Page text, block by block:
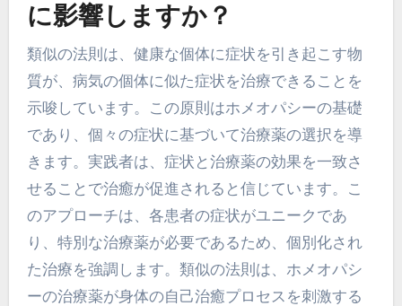
に影響しますか？
類似の法則は、健康な個体に症状を引き起こす物
質が、病気の個体に似た症状を治療できることを
示唆しています。この原則はホメオパシーの基礎
であり、個々の症状に基づいて治療薬の選択を導
きます。実践者は、症状と治療薬の効果を一致さ
せることで治癒が促進されると信じています。こ
のアプローチは、各患者の症状がユニークであ
り、特別な治療薬が必要であるため、個別化され
た治療を強調します。類似の法則は、ホメオパシ
ーの治療薬が身体の自己治癒プロセスを刺激する